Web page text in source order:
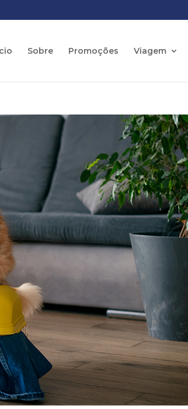
Sobre Promoções Viagem